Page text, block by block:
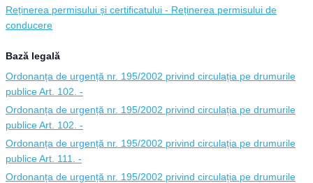
Reținerea permisului și certificatului - Reținerea permisului de
conducere
Bază legală
Ordonanța de urgență nr. 195/2002 privind circulația pe drumurile
publice Art. 102. -
Ordonanța de urgență nr. 195/2002 privind circulația pe drumurile
publice Art. 102. -
Ordonanța de urgență nr. 195/2002 privind circulația pe drumurile
publice Art. 111. -
Ordonanța de urgență nr. 195/2002 privind circulația pe drumurile